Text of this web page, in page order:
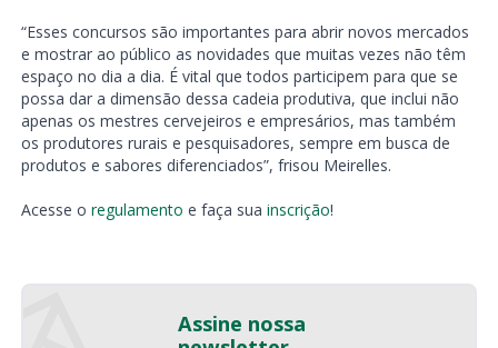
“Esses concursos são importantes para abrir novos mercados
e mostrar ao público as novidades que muitas vezes não têm
espaço no dia a dia. É vital que todos participem para que se
possa dar a dimensão dessa cadeia produtiva, que inclui não
apenas os mestres cervejeiros e empresários, mas também
os produtores rurais e pesquisadores, sempre em busca de
produtos e sabores diferenciados”, frisou Meirelles.
Acesse o regulamento e faça sua inscrição!
Assine nossa